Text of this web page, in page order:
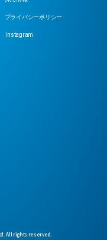
プライバシーポリシー
instagram
All rights reserved.